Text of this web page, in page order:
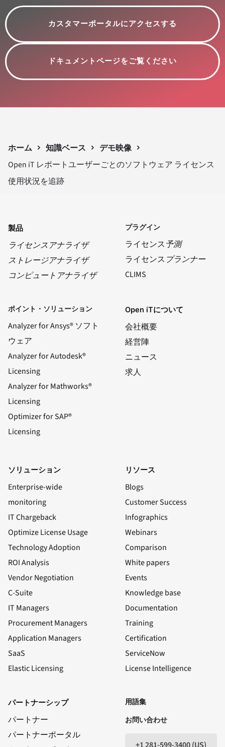
カスタマーポータルにアクセスする
ドキュメントページをご覧ください
ホーム 知識ベース
デモ映像
Open iT レポートユーザーごとのソフトウェア ライセンス
使用状況を追跡
製品
ライセンスアナライザ
ストレージアナライザ
コンピュートアナライザ
プラグイン
ライセンス予測
ライセンス プランナー
CLIMS
ポイント・ソリューション
Analyzer for Ansys® ソフト
ウェア
Analyzer for Autodesk®
Licensing
Analyzer for Mathworks®
Licensing
Optimizer for SAP®
Licensing
Open iTについて
会社概要
経営陣
ニュース
求人
ソリューション
Enterprise-wide
monitoring
IT Chargeback
Optimize License Usage
Technology Adoption
ROI Analysis
Vendor Negotiation
C-Suite
IT Managers
Procurement Managers
Application Managers
SaaS
Elastic Licensing
リソース
Blogs
Customer Success
Infographics
Webinars
Comparison
White papers
Events
Knowledge base
Documentation
Training
Certification
ServiceNow
License Intelligence
パートナーシップ
パートナー
パートナーポータル
用語集
お問い合わせ